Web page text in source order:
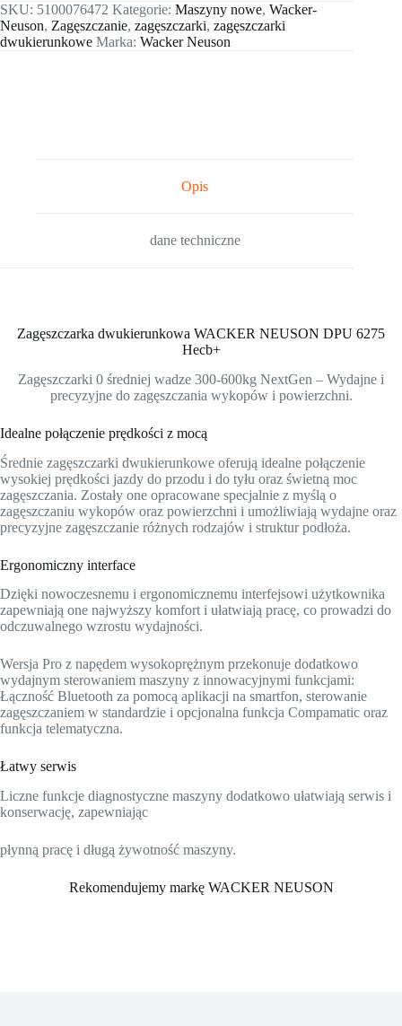
SKU: 5100076472 Kategorie: Maszyny nowe, Wacker-
Neuson, Zagęszczanie, zagęszczarki, zagęszczarki
dwukierunkowe Marka: Wacker Neuson
Opis
dane techniczne
Zagęszczarka dwukierunkowa WACKER NEUSON DPU 6275
Hecb+
Zagęszczarki 0 średniej wadze 300-600kg NextGen – Wydajne i
precyzyjne do zagęszczania wykopów i powierzchni.
Idealne połączenie prędkości z mocą
Średnie zagęszczarki dwukierunkowe oferują idealne połączenie
wysokiej prędkości jazdy do przodu i do tyłu oraz świetną moc
zagęszczania. Zostały one opracowane specjalnie z myślą o
zagęszczaniu wykopów oraz powierzchni i umożliwiają wydajne oraz
precyzyjne zagęszczanie różnych rodzajów i struktur podłoża.
Ergonomiczny interface
Dzięki nowoczesnemu i ergonomicznemu interfejsowi użytkownika
zapewniają one najwyższy komfort i ułatwiają pracę, co prowadzi do
odczuwalnego wzrostu wydajności.
Wersja Pro z napędem wysokoprężnym przekonuje dodatkowo
wydajnym sterowaniem maszyny z innowacyjnymi funkcjami:
Łączność Bluetooth za pomocą aplikacji na smartfon, sterowanie
zagęszczaniem w standardzie i opcjonalna funkcja Compamatic oraz
funkcja telematyczna.
Łatwy serwis
Liczne funkcje diagnostyczne maszyny dodatkowo ułatwiają serwis i
konserwację, zapewniając
płynną pracę i długą żywotność maszyny.
Rekomendujemy markę WACKER NEUSON